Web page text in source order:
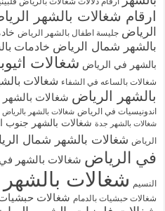
ارقام شغالات بالشهر
الرياض جليسة اطفال بالشهر الرياض
بالشهر شمال الرياض خادمات
بالشهر في الرياض شغالات
شغالات بالساعه في الشفاء شغالات بالشهر 1500
بالشهر الرياض شغالات بالشهر
اندونيسيات في الرياض شغالات بالشهر بالرياض
شغالات بالشهر جدة شغالات بالشهر جنوب
الرياض شغالات بالشهر شمال
في الرياض شغالات بالشهر
النسيم شغالات بالشهر ١٥٠٠ الرياض
شغالات حبشيات بالدمام شغالات